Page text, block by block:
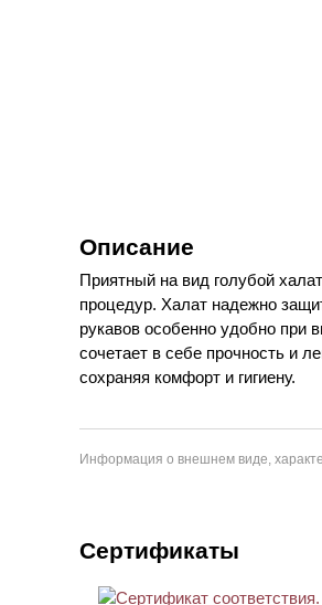
Описание
Приятный на вид голубой
процедур. Халат надежно
рукавов особенно удобно при
сочетает в себе прочность и
сохраняя комфорт и гигиену.
Информация о внешнем виде,
Сертификаты